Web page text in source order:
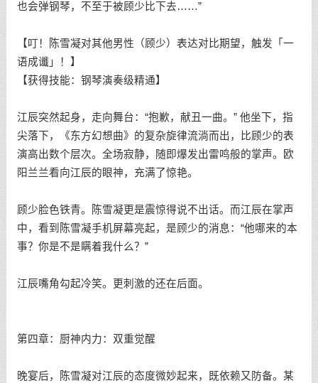
也会弹钢琴，不至于被顾少比下去……”
【叮！陈雪凝对其他男性（顾少）表达对比期望，触发「一
语成谶」！】
【获得技能：钢琴演奏级精通】
江辰突然起身，走向舞台：“抱歉，献丑一曲。” 他坐下，指
尖落下，《东方幻想曲》的复杂旋律流淌而出，比顾少的表
演高出数个层次。全场寂静，随即爆发出雷鸣般的掌声。欧
阳兰兰看向江辰的眼神，充满了惊艳。
顾少脸色铁青。陈雪凝更是震惊得说不出话。而江辰在掌声
中，看到陈雪凝手机屏幕亮起，是顾少的消息：“他哪来的本
事？你是不是瞒着我什么？”
江辰嘴角勾起冷笑。更刺激的还在后面。
第四章：厨神内力：双重觉醒
晚宴后，陈雪凝对江辰的态度微妙起来，既依赖又防备。某